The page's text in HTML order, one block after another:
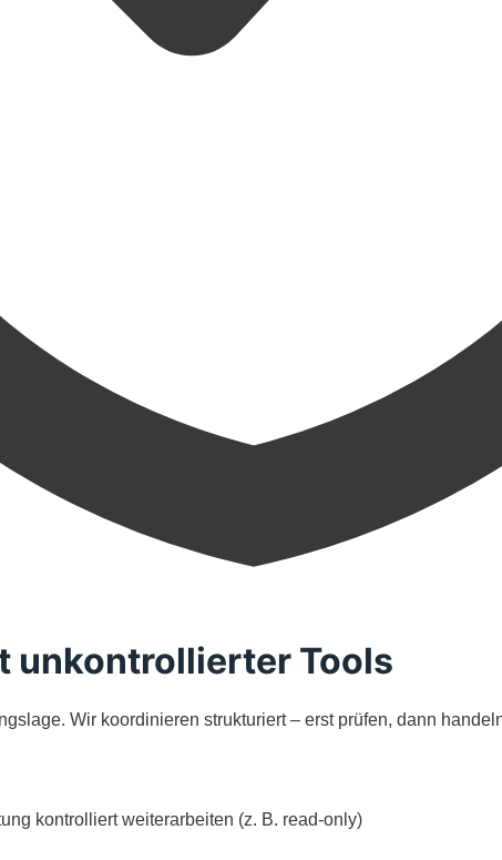
unkontrollierter Tools
Wir koordinieren strukturiert – erst prüfen, dann
kontrolliert weiterarbeiten (z. B. read-only)